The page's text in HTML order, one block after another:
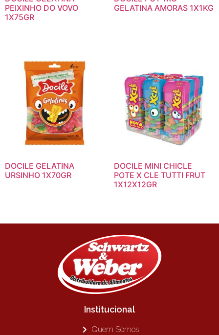
PEIXINHO DO VOVO
1X75GR
GELATINA AMORAS 1X1KG
DOCILE GELATINA
URSINHO 1X70GR
DOCILE MINI CHICLE
POTE X CLE TUTTI FRUT
1X12X12GR
Institucional
Quem Somos